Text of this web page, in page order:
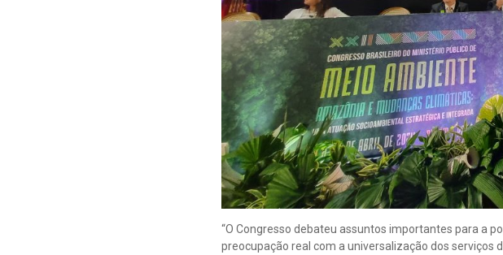
“O Congresso debateu assuntos importantes para a
preocupação real com a universalização dos